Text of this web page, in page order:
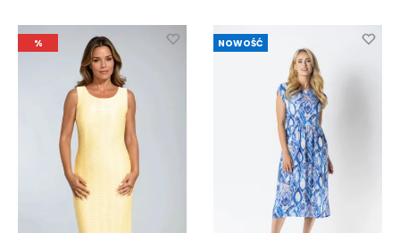
439 zł.176 zł.
% NOWOŚĆ